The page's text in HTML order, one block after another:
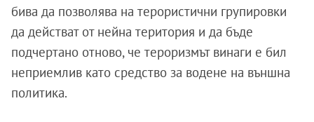
бива да позволява на терористични групировки
да действат от нейна територия и да бъде
подчертано отново, че тероризмът винаги е бил
неприемлив като средство за водене на външна
политика.